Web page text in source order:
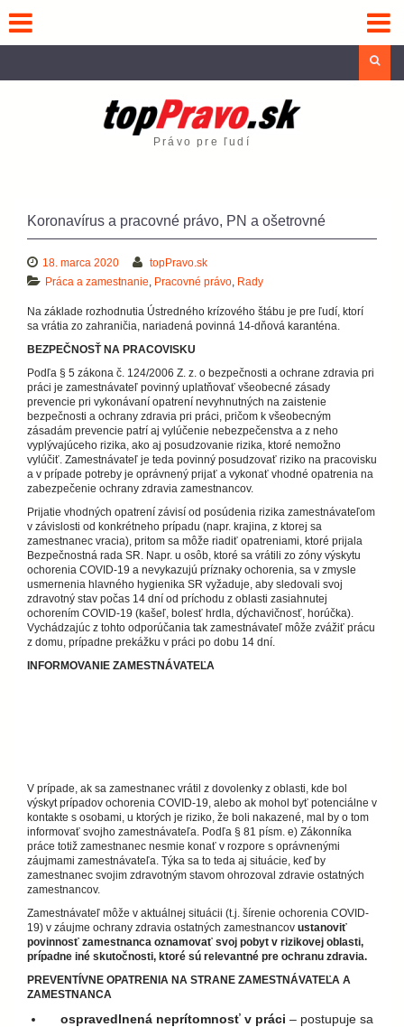
content
Právo pre ľudí
Koronavírus a pracovné právo, PN a ošetrovné
18. marca 2020
topPravo.sk
Práca a zamestnanie, Pracovné právo, Rady
Na základe rozhodnutia Ústredného krízového štábu je pre ľudí, ktorí
sa vrátia zo zahraničia, nariadená povinná 14-dňová karanténa.
BEZPEČNOSŤ NA PRACOVISKU
Podľa § 5 zákona č. 124/2006 Z. z. o bezpečnosti a ochrane zdravia pri
práci je zamestnávateľ povinný uplatňovať všeobecné zásady
prevencie pri vykonávaní opatrení nevyhnutných na zaistenie
bezpečnosti a ochrany zdravia pri práci, pričom k všeobecným
zásadám prevencie patrí aj vylúčenie nebezpečenstva a z neho
vyplývajúceho rizika, ako aj posudzovanie rizika, ktoré nemožno
vylúčiť. Zamestnávateľ je teda povinný posudzovať riziko na pracovisku
a v prípade potreby je oprávnený prijať a vykonať vhodné opatrenia na
zabezpečenie ochrany zdravia zamestnancov.
Prijatie vhodných opatrení závisí od posúdenia rizika zamestnávateľom
v závislosti od konkrétneho prípadu (napr. krajina, z ktorej sa
zamestnanec vracia), pritom sa môže riadiť opatreniami, ktoré prijala
Bezpečnostná rada SR. Napr. u osôb, ktoré sa vrátili zo zóny výskytu
ochorenia COVID-19 a nevykazujú príznaky ochorenia, sa v zmysle
usmernenia hlavného hygienika SR vyžaduje, aby sledovali svoj
zdravotný stav počas 14 dní od príchodu z oblasti zasiahnutej
ochorením COVID-19 (kašeľ, bolesť hrdla, dýchavičnosť, horúčka).
Vychádzajúc z tohto odporúčania tak zamestnávateľ môže zvážiť prácu
z domu, prípadne prekážku v práci po dobu 14 dní.
INFORMOVANIE ZAMESTNÁVATEĽA
V prípade, ak sa zamestnanec vrátil z dovolenky z oblasti, kde bol
výskyt prípadov ochorenia COVID-19, alebo ak mohol byť potenciálne v
kontakte s osobami, u ktorých je riziko, že boli nakazené, mal by o tom
informovať svojho zamestnávateľa. Podľa § 81 písm. e) Zákonníka
práce totiž zamestnanec nesmie konať v rozpore s oprávnenými
záujmami zamestnávateľa. Týka sa to teda aj situácie, keď by
zamestnanec svojim zdravotným stavom ohrozoval zdravie ostatných
zamestnancov.
Zamestnávateľ môže v aktuálnej situácii (t.j. šírenie ochorenia COVID-
19) v záujme ochrany zdravia ostatných zamestnancov ustanoviť
povinnosť zamestnanca oznamovať svoj pobyt v rizikovej oblasti,
prípadne iné skutočnosti, ktoré sú relevantné pre ochranu zdravia.
PREVENTÍVNE OPATRENIA NA STRANE ZAMESTNÁVATEĽA A
ZAMESTNANCA
ospravedlnená neprítomnosť v práci – postupuje sa